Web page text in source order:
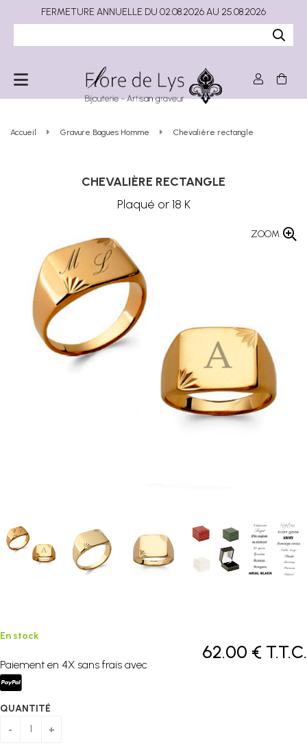
Accueil Gravure Bagues Homme Chevalière rectangle
CHEVALIÈRE RECTANGLE
Plaqué or 18 K
ZOOM
62.00 € T.T.C.
En stock
Paiement en 4X sans frais avec
QUANTITÉ
FERMETURE ANNUELLE DU 02.08.2026 AU 25.08.2026